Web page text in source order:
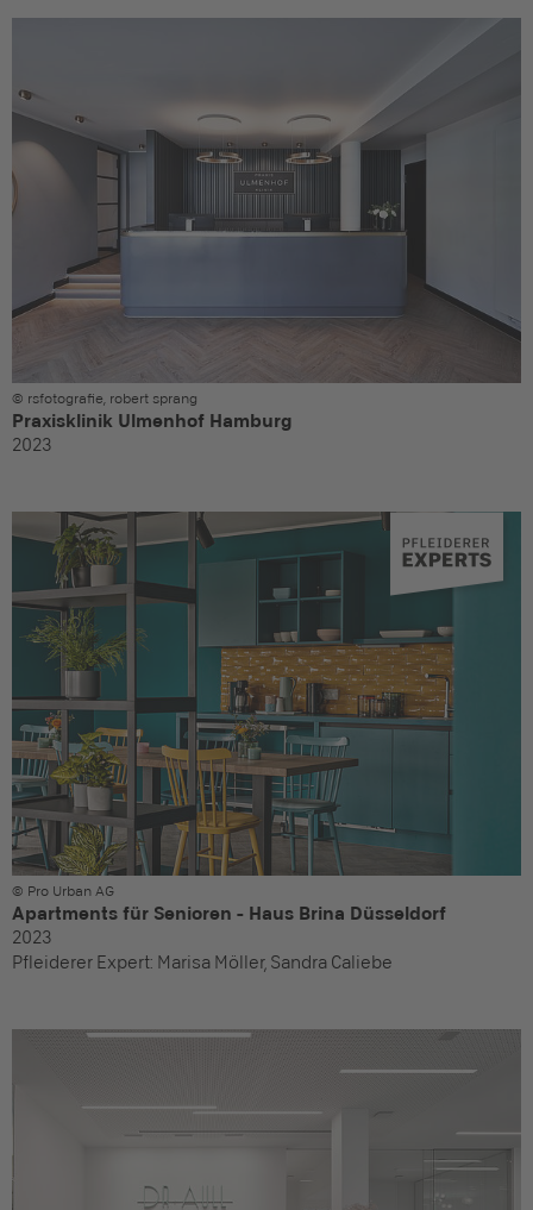
© rsfotografie, robert sprang
Praxisklinik Ulmenhof Hamburg
2023
© Pro Urban AG
Apartments für Senioren - Haus Brina Düsseldorf
2023
Pfleiderer Expert: Marisa Möller, Sandra Caliebe